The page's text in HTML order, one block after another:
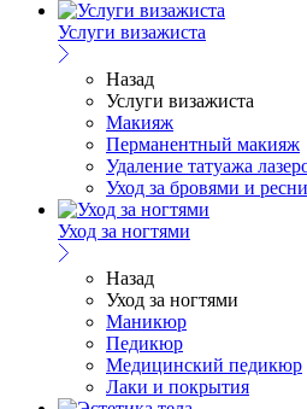
Услуги визажиста
Назад
Услуги визажиста
Макияж
Перманентный макияж
Удаление татуажа
Уход за бровями и
Уход за ногтями
Назад
Уход за ногтями
Маникюр
Педикюр
Медицинский педикюр
Лаки и покрытия